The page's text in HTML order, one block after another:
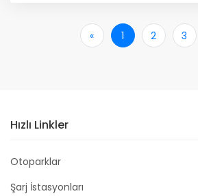
« 1 2 3
Hızlı Linkler
Otoparklar
Şarj İstasyonları